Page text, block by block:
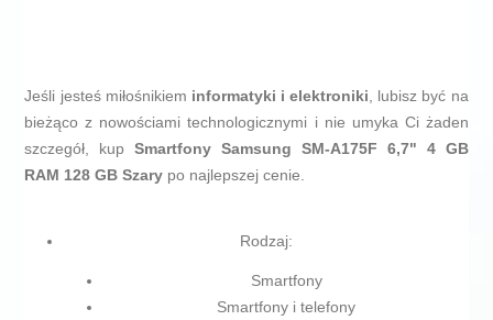
Jeśli jesteś miłośnikiem informatyki i elektroniki, lubisz być na
bieżąco z nowościami technologicznymi i nie umyka Ci żaden
szczegół, kupSmartfony Samsung SM-A175F 6,7" 4 GB
RAM 128 GB Szary po najlepszej cenie.
Rodzaj:
Smartfony
Smartfony i telefony